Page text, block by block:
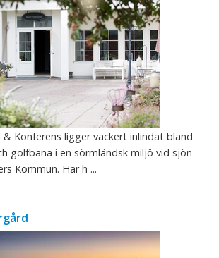
Konferens ligger vackert inlindat bland
golfbana i en sörmländsk miljö vid sjön
Kommun. Här h ...